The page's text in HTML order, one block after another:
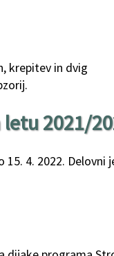
krepitev in dvig
letu 2021/
4. 2022. Delovni